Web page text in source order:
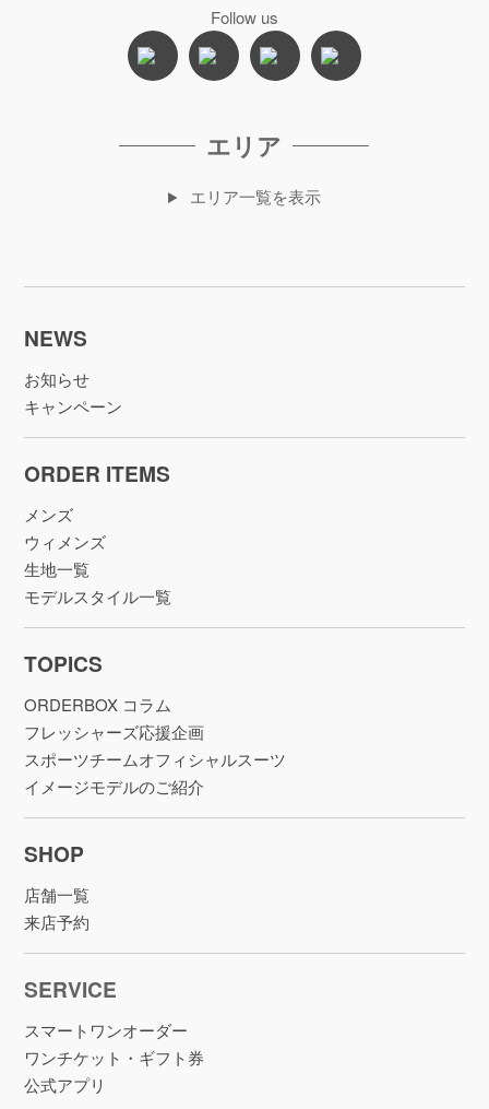
Follow us
エリア
エリア一覧を表示
NEWS
お知らせ
キャンペーン
ORDER ITEMS
メンズ
ウィメンズ
生地一覧
モデルスタイル一覧
TOPICS
ORDERBOX コラム
フレッシャーズ応援企画
スポーツチームオフィシャルスーツ
イメージモデルのご紹介
SHOP
店舗一覧
来店予約
SERVICE
スマートワンオーダー
ワンチケット・ギフト券
公式アプリ